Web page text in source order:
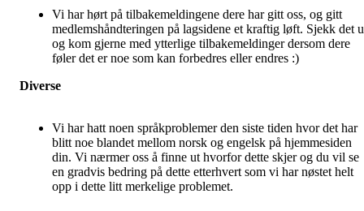
Vi har hørt på tilbakemeldingene dere har gitt oss, og gitt
medlemshåndteringen på lagsidene et kraftig løft. Sjekk det
og kom gjerne med ytterlige tilbakemeldinger dersom dere
føler det er noe som kan forbedres eller endres :)
Diverse
Vi har hatt noen språkproblemer den siste tiden hvor det har
blitt noe blandet mellom norsk og engelsk på hjemmesiden
din. Vi nærmer oss å finne ut hvorfor dette skjer og du vil se
en gradvis bedring på dette etterhvert som vi har nøstet helt
opp i dette litt merkelige problemet.